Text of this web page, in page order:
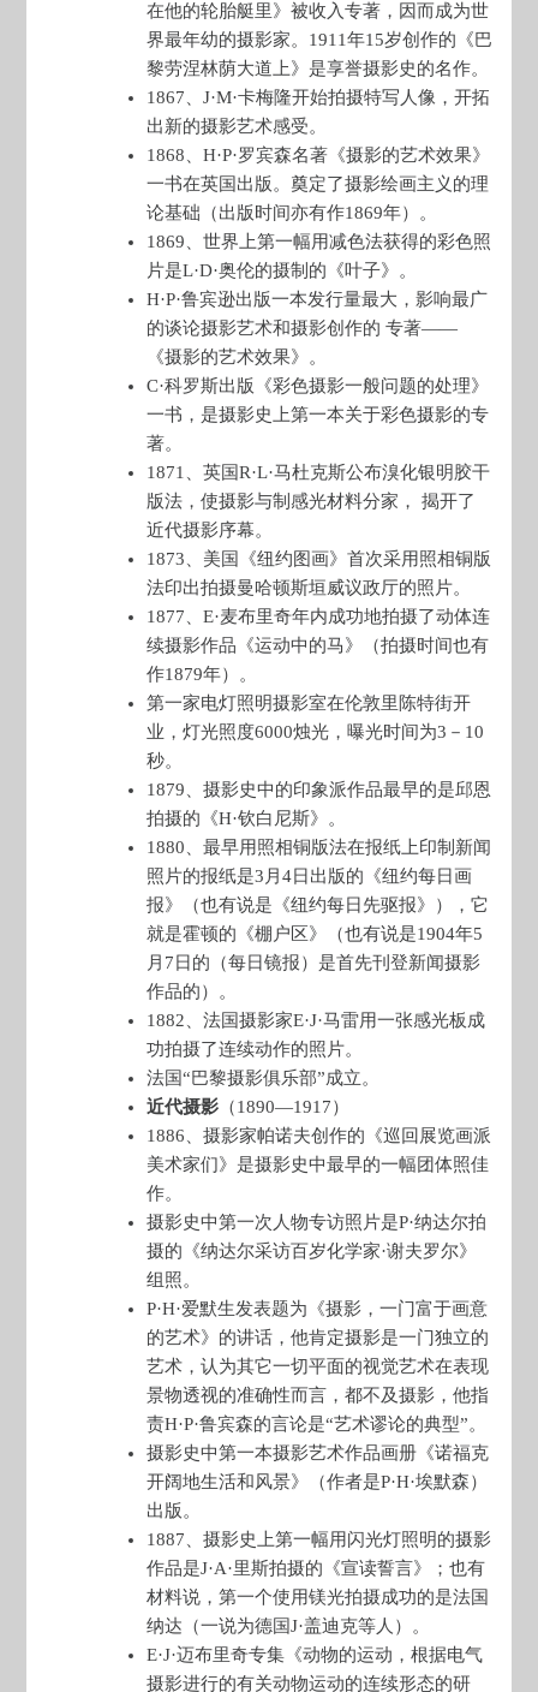
在他的轮胎艇里》被收入专著，因而成为世
界最年幼的摄影家。1911年15岁创作的《巴
黎劳涅林荫大道上》是享誉摄影史的名作。
1867、J·M·卡梅隆开始拍摄特写人像，开拓
出新的摄影艺术感受。
1868、H·P·罗宾森名著《摄影的艺术效果》
一书在英国出版。奠定了摄影绘画主义的理
论基础（出版时间亦有作1869年）。
1869、世界上第一幅用减色法获得的彩色照
片是L·D·奥伦的摄制的《叶子》。
H·P·鲁宾逊出版一本发行量最大，影响最广
的谈论摄影艺术和摄影创作的 专著——
《摄影的艺术效果》。
C·科罗斯出版《彩色摄影一般问题的处理》
一书，是摄影史上第一本关于彩色摄影的专
著。
1871、英国R·L·马杜克斯公布溴化银明胶干
版法，使摄影与制感光材料分家， 揭开了
近代摄影序幕。
1873、美国《纽约图画》首次采用照相铜版
法印出拍摄曼哈顿斯垣威议政厅的照片。
1877、E·麦布里奇年内成功地拍摄了动体连
续摄影作品《运动中的马》（拍摄时间也有
作1879年）。
第一家电灯照明摄影室在伦敦里陈特街开
业，灯光照度6000烛光，曝光时间为3－10
秒。
1879、摄影史中的印象派作品最早的是邱恩
拍摄的《H·钦白尼斯》。
1880、最早用照相铜版法在报纸上印制新闻
照片的报纸是3月4日出版的《纽约每日画
报》（也有说是《纽约每日先驱报》），它
就是霍顿的《棚户区》（也有说是1904年5
月7日的（每日镜报）是首先刊登新闻摄影
作品的）。
1882、法国摄影家E·J·马雷用一张感光板成
功拍摄了连续动作的照片。
法国“巴黎摄影俱乐部”成立。
近代摄影 （1890—1917）
1886、摄影家帕诺夫创作的《巡回展览画派
美术家们》是摄影史中最早的一幅团体照佳
作。
摄影史中第一次人物专访照片是P·纳达尔拍
摄的《纳达尔采访百岁化学家·谢夫罗尔》
组照。
P·H·爱默生发表题为《摄影，一门富于画意
的艺术》的讲话，他肯定摄影是一门独立的
艺术，认为其它一切平面的视觉艺术在表现
景物透视的准确性而言，都不及摄影，他指
责H·P·鲁宾森的言论是“艺术谬论的典型”。
摄影史中第一本摄影艺术作品画册《诺福克
开阔地生活和风景》（作者是P·H·埃默森）
出版。
1887、摄影史上第一幅用闪光灯照明的摄影
作品是J·A·里斯拍摄的《宣读誓言》；也有
材料说，第一个使用镁光拍摄成功的是法国
纳达（一说为德国J·盖迪克等人）。
E·J·迈布里奇专集《动物的运动，根据电气
摄影进行的有关动物运动的连续形态的研